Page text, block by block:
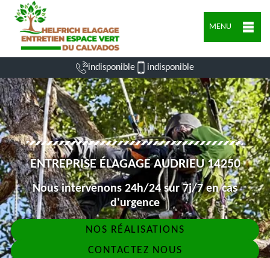
MENU
indisponible indisponible
ENTREPRISE ÉLAGAGE AUDRIEU 14250
Nous intervenons 24h/24 sur 7j/7 en cas
d'urgence
NOS RÉALISATIONS
CONTACTEZ NOUS